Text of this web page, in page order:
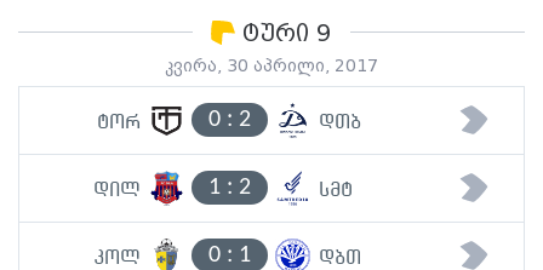
ტური 9
კვირა, 30 აპრილი, 2017
ტორ 0: 2 დთბ
დილ 1: 2 სმტ
კოლ 0: 1 დბთ